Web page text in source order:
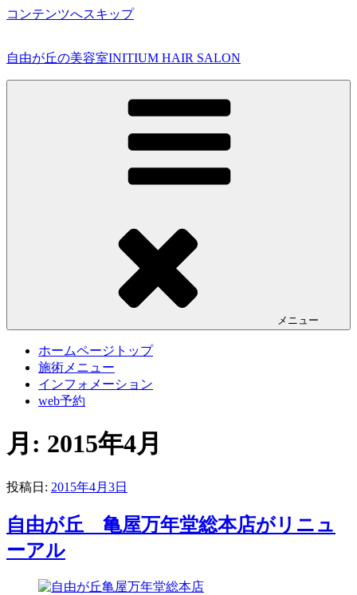
コンテンツへスキップ
自由が丘の美容室INITIUM HAIR SALON
メニュー
ホームページトップ
施術メニュー
インフォメーション
web予約
月: 2015年4月
投稿日: 2015年4月3日
自由が丘 亀屋万年堂総本店がリニュ
ーアル